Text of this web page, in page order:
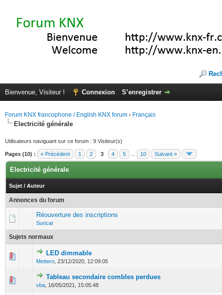
Bienvenue, Visiteur ! Connexion S’enregistrer
Forum KNX francophone / English KNX forum › Français
Electricité générale
Utilisateurs naviguant sur ce forum : 9 Visiteur(s)
Pages (10) : « Précédent 1 2 3 4 5 10 Suivant »
Electricité générale
Sujet / Auteur
Annonces du forum
Réouverture des inscriptions
Suricat
Sujets normaux
LED dimmable
Mettero 23/12/2020, 12:09:05
0 Votes - 0 sur 5 en moyenne
Tableau secondaire combles perdues
vba 16/05/2021, 15:05:48
0 Votes - 0 sur 5 en moyenne
1 2345